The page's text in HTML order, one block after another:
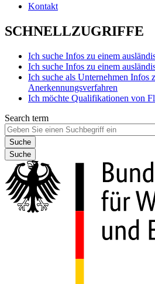
Kontakt
SCHNELLZUGRIFFE
Ich suche Infos zu einem
Ich suche Infos zu einem
Ich suche als Unternehmen Infos
Anerkennungsverfahren
Ich möchte Qualifikationen von
Search term
Suche